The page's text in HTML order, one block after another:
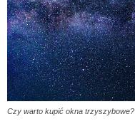
Czy warto kupić okna trzyszybowe?